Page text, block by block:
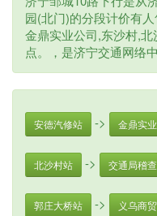
园(北门)的分段计价有
金鼎实业公司,东沙村,
点。，是济宁交通网络
安德汽修站 -> 金鼎实
北沙村站 -> 交通局稽
郭庄大桥站 -> 义乌商